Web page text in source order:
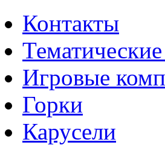
Контакты
Игровые
Горки
Карусели